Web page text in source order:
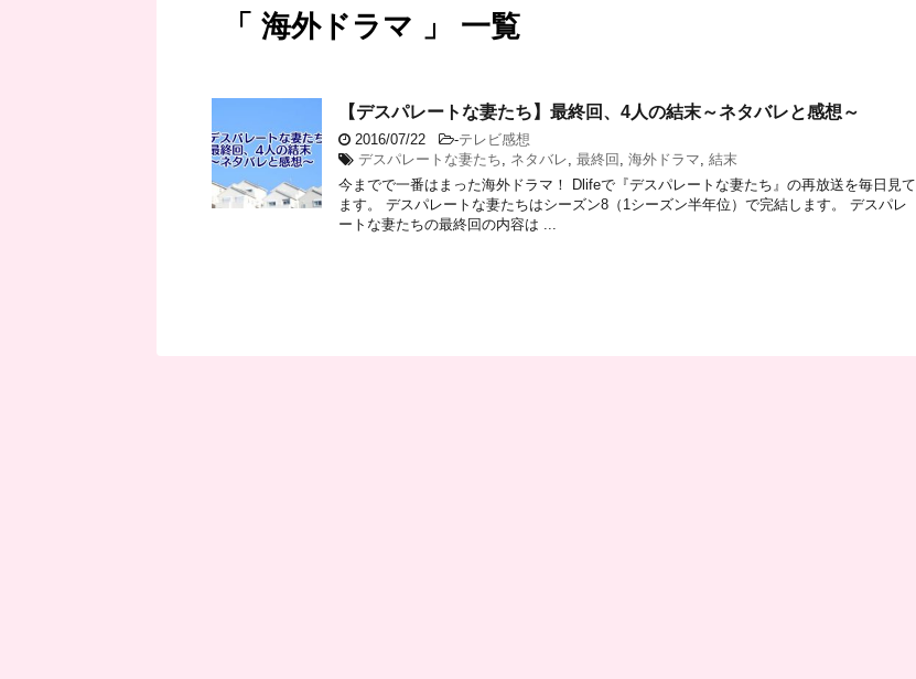
「 海外ドラマ 」 一覧
【デスパレートな妻たち】最終回、4人の結末～ネタバレと感想～
2016/07/22 -テレビ感想
デスパレートな妻たち
ネタバレ 最終回 海外ドラマ 結末
今までで一番はまった海外ドラマ！ Dlifeで『デスパレートな妻たち』の再放送を毎日見て
ます。 デスパレートな妻たちはシーズン8（1シーズン半年位）で完結します。 デスパレ
ートな妻たちの最終回の内容は ...